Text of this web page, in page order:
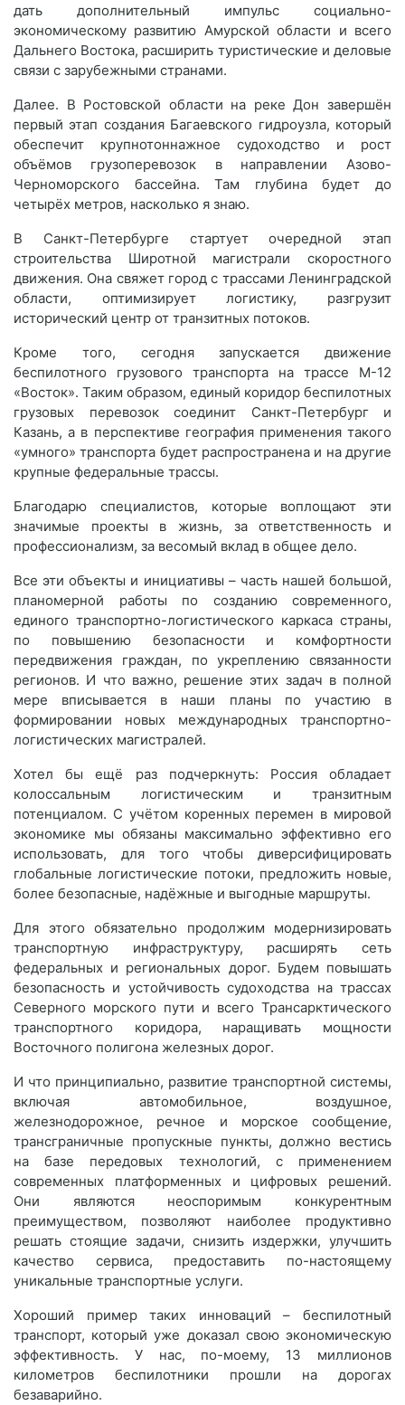
дать дополнительный импульс социально-
экономическому развитию Амурской области и всего
Дальнего Востока, расширить туристические и деловые
связи с зарубежными странами.
Далее. В Ростовской области на реке Дон завершён
первый этап создания Багаевского гидроузла, который
обеспечит крупнотоннажное судоходство и рост
объёмов грузоперевозок в направлении Азово-
Черноморского бассейна. Там глубина будет до
четырёх метров, насколько я знаю.
В Санкт-Петербурге стартует очередной этап
строительства Широтной магистрали скоростного
движения. Она свяжет город с трассами Ленинградской
области, оптимизирует логистику, разгрузит
исторический центр от транзитных потоков.
Кроме того, сегодня запускается движение
беспилотного грузового транспорта на трассе М-12
«Восток». Таким образом, единый коридор беспилотных
грузовых перевозок соединит Санкт-Петербург и
Казань, а в перспективе география применения такого
«умного» транспорта будет распространена и на другие
крупные федеральные трассы.
Благодарю специалистов, которые воплощают эти
значимые проекты в жизнь, за ответственность и
профессионализм, за весомый вклад в общее дело.
Все эти объекты и инициативы – часть нашей большой,
планомерной работы по созданию современного,
единого транспортно-логистического каркаса страны,
по повышению безопасности и комфортности
передвижения граждан, по укреплению связанности
регионов. И что важно, решение этих задач в полной
мере вписывается в наши планы по участию в
формировании новых международных транспортно-
логистических магистралей.
Хотел бы ещё раз подчеркнуть: Россия обладает
колоссальным логистическим и транзитным
потенциалом. С учётом коренных перемен в мировой
экономике мы обязаны максимально эффективно его
использовать, для того чтобы диверсифицировать
глобальные логистические потоки, предложить новые,
более безопасные, надёжные и выгодные маршруты.
Для этого обязательно продолжим модернизировать
транспортную инфраструктуру, расширять сеть
федеральных и региональных дорог. Будем повышать
безопасность и устойчивость судоходства на трассах
Северного морского пути и всего Трансарктического
транспортного коридора, наращивать мощности
Восточного полигона железных дорог.
И что принципиально, развитие транспортной системы,
включая автомобильное, воздушное,
железнодорожное, речное и морское сообщение,
трансграничные пропускные пункты, должно вестись
на базе передовых технологий, с применением
современных платформенных и цифровых решений.
Они являются неоспоримым конкурентным
преимуществом, позволяют наиболее продуктивно
решать стоящие задачи, снизить издержки, улучшить
качество сервиса, предоставить по-настоящему
уникальные транспортные услуги.
Хороший пример таких инноваций – беспилотный
транспорт, который уже доказал свою экономическую
эффективность. У нас, по-моему, 13 миллионов
километров беспилотники прошли на дорогах
безаварийно.